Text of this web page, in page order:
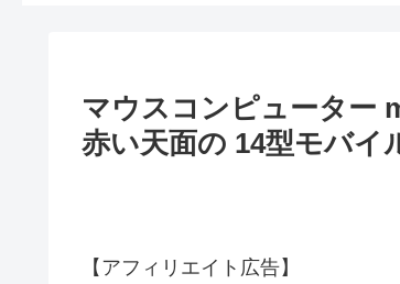
マウスコンピューター
赤い天面の 14型モバイ
【アフィリエイト広告】